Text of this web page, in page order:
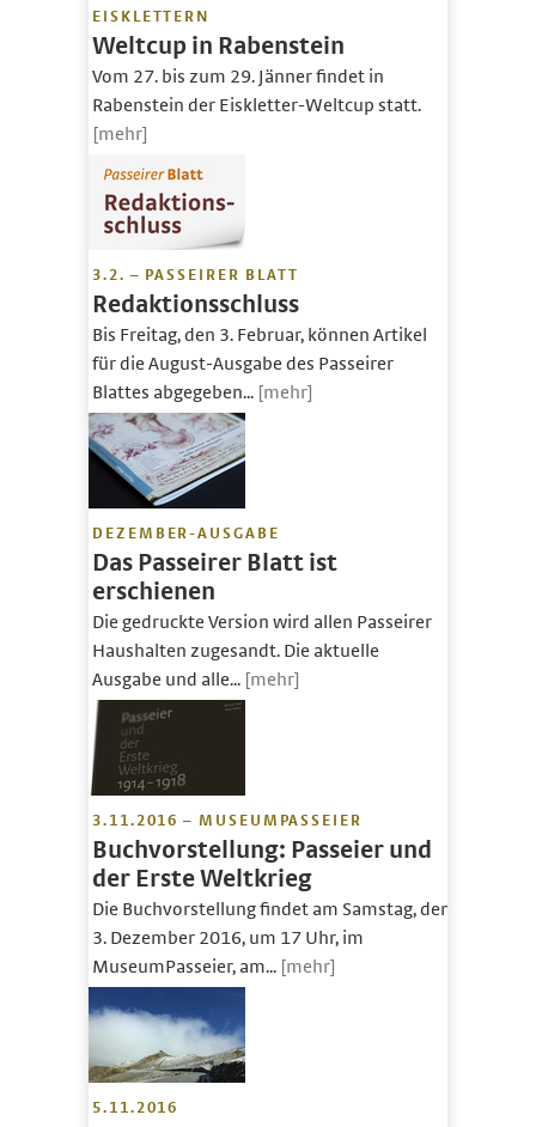
EISKLETTERN
Weltcup in Rabenstein
Vom 27. bis zum 29. Jänner findet in
Rabenstein der Eiskletter-Weltcup statt.
[mehr]
3.2. – PASSEIRER BLATT
Redaktionsschluss
Bis Freitag, den 3. Februar, können Artikel
für die August-Ausgabe des Passeirer
Blattes abgegeben... [mehr]
DEZEMBER-AUSGABE
Das Passeirer Blatt ist
erschienen
Die gedruckte Version wird allen Passeirer
Haushalten zugesandt. Die aktuelle
Ausgabe und alle... [mehr]
3.11.2016 – MUSEUMPASSEIER
Buchvorstellung: Passeier und
der Erste Weltkrieg
Die Buchvorstellung findet am Samstag, den
3. Dezember 2016, um 17 Uhr, im
MuseumPasseier, am... [mehr]
5.11.2016